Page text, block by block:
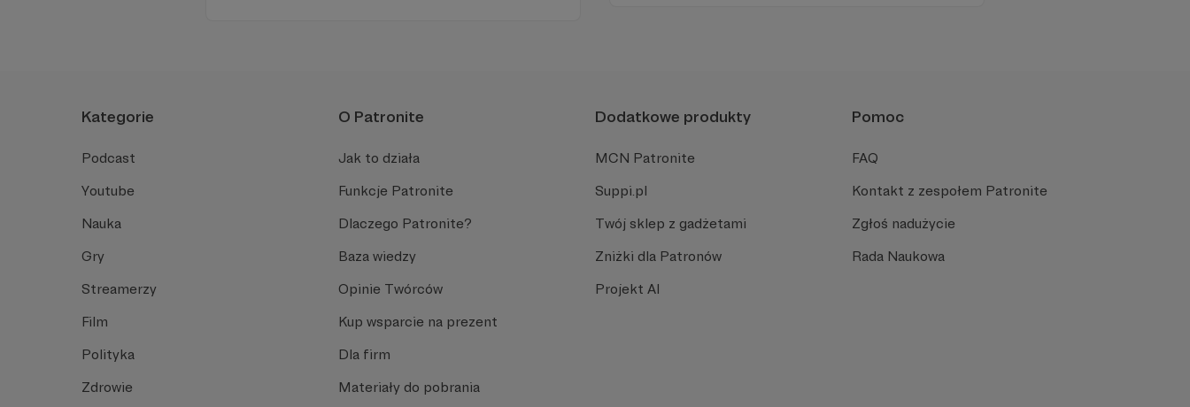
Kategorie
Podcast
Youtube
Nauka
Gry
Streamerzy
Film
Polityka
Zdrowie
O Patronite
Jak to działa
Funkcje Patronite
Dlaczego Patronite?
Baza wiedzy
Opinie Twórców
Kup wsparcie na prezent
Dla firm
Materiały do pobrania
Dodatkowe produkty
MCN Patronite
Suppi.pl
Twój sklep z gadżetami
Zniżki dla Patronów
Projekt AI
Pomoc
FAQ
Kontakt z zespołem Patronite
Zgłoś nadużycie
Rada Naukowa